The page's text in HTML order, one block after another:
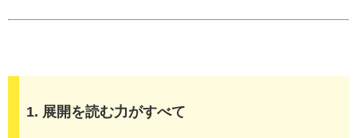
1. 展開を読む力がすべて